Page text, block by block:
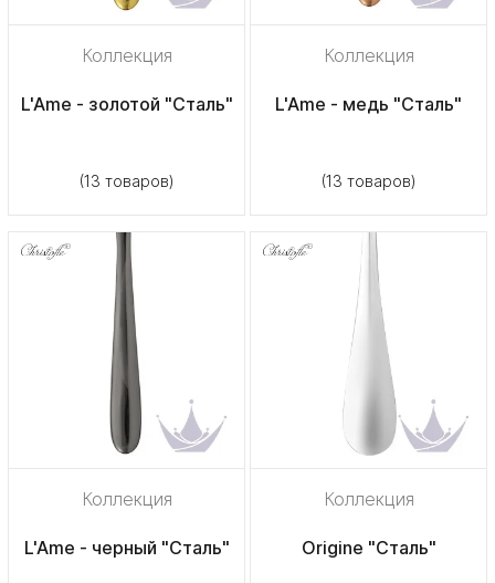
Коллекция
L'Ame - золотой "Сталь"
(13 товаров)
Коллекция
L'Ame - медь "Сталь"
(13 товаров)
Коллекция
L'Ame - черный "Сталь"
Коллекция
Origine "Сталь"